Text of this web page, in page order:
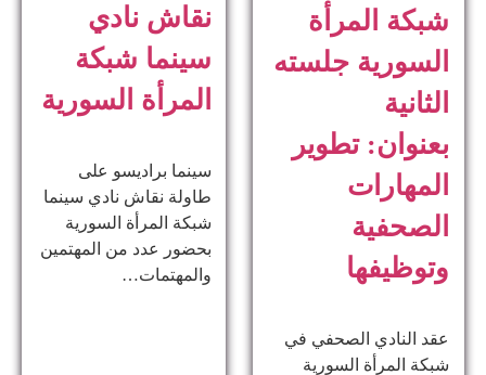
شبكة المرأة
السورية جلسته
الثانية
بعنوان: تطوير
المهارات
الصحفية
وتوظيفها
عقد النادي الصحفي في
شبكة المرأة السورية
نقاش نادي
سينما شبكة
المرأة السورية
سينما براديسو على
طاولة نقاش نادي سينما
شبكة المرأة السورية
بحضور عدد من المهتمين
والمهتمات…